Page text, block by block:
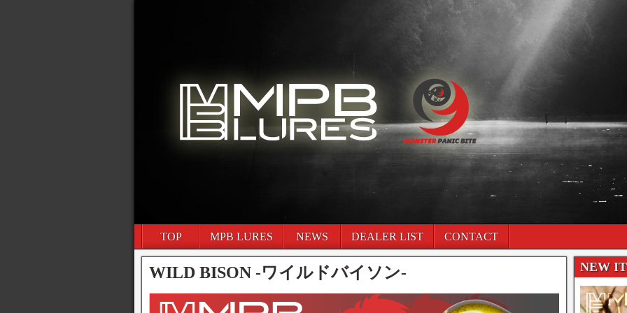
TOP MPB LURES NEWS DEALER LIST CONTACT
WILD BISON -ワイルドバイソン- NEW